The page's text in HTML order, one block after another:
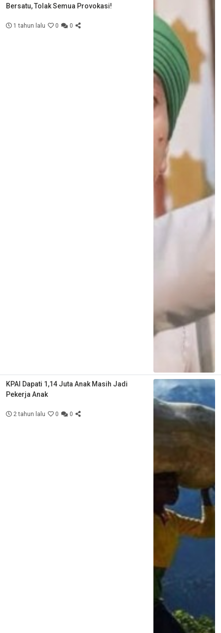
Bersatu, Tolak Semua Provokasi!
1 tahun lalu 0 0
KPAI Dapati 1,14 Juta Anak Masih Jadi
Pekerja Anak
2 tahun lalu 0 0